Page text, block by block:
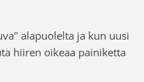
alapuolelta ja kun uusi
hiiren oikeaa painiketta